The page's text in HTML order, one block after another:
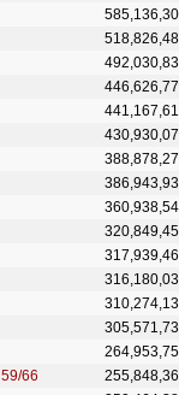
66